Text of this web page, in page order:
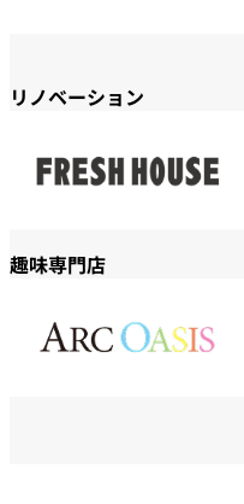
リノベーション
趣味専門店